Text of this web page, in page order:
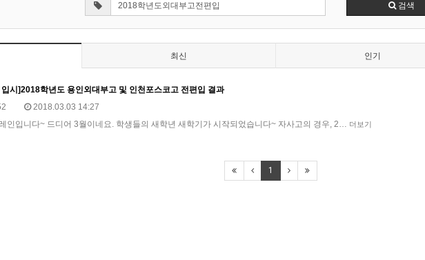
검색
최신 인기
시]2018학년도 용인외대부고 및 인천포스코고 전편입 결과
2018.03.03 14:27
인입니다~ 드디어 3월이네요. 학생들의 새학년 새학기가 시작되었습니다~ 자사고의 경우, 2… 더보기
1